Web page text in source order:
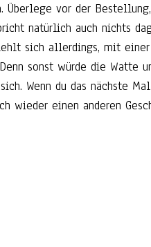
Überlege vor der
natürlich auch nichts
sich allerdings, mit
sonst würde die Watte
Wenn du das nächste
wieder einen anderen